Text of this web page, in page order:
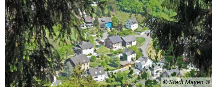
© Stadt Mayen